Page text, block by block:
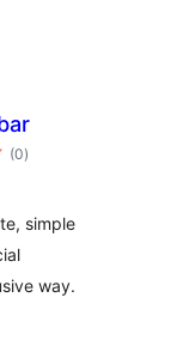
(0valoracións
totais
)
simple
way.